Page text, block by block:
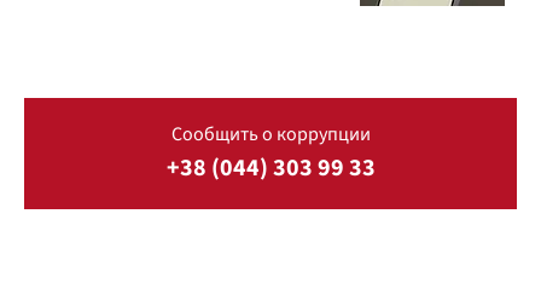
Сообщить о коррупции
+38 (044) 303 99 33